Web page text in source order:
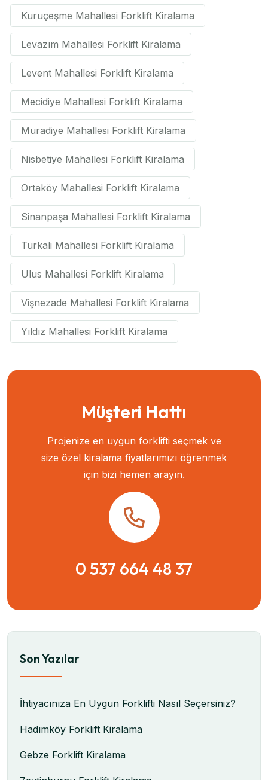
Kuruçeşme Mahallesi Forklift Kiralama
Levazım Mahallesi Forklift Kiralama
Levent Mahallesi Forklift Kiralama
Mecidiye Mahallesi Forklift Kiralama
Muradiye Mahallesi Forklift Kiralama
Nisbetiye Mahallesi Forklift Kiralama
Ortaköy Mahallesi Forklift Kiralama
Sinanpaşa Mahallesi Forklift Kiralama
Türkali Mahallesi Forklift Kiralama
Ulus Mahallesi Forklift Kiralama
Vişnezade Mahallesi Forklift Kiralama
Yıldız Mahallesi Forklift Kiralama
Müşteri Hattı
Projenize en uygun forklifti seçmek ve
size özel kiralama fiyatlarımızı öğrenmek
için bizi hemen arayın.
0 537 664 48 37
Son Yazılar
İhtiyacınıza En Uygun Forklifti Nasıl Seçersiniz?
Hadımköy Forklift Kiralama
Gebze Forklift Kiralama